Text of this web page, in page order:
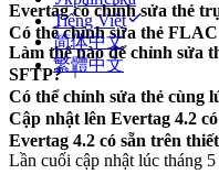
Tiếng Việt
简体中文
繁體中文
Evertag có chỉnh sửa thẻ
Có thể chỉnh sửa thẻ
Làm thế nào để chỉnh sửa
SFTP?
Có thể chỉnh sửa thẻ cùng
Cập nhật lên Evertag 4.2
Evertag 4.2 có sẵn trên
Lần cuối cập nhật lúc tháng